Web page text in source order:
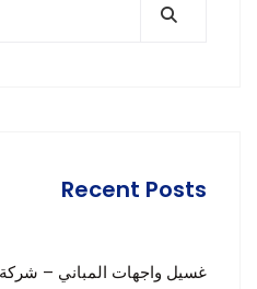
Recent Posts
غسيل واجهات المباني –